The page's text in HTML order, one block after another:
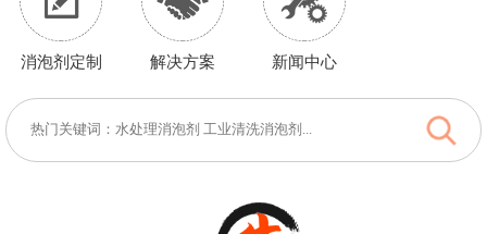
消泡剂定制 解决方案 新闻中心